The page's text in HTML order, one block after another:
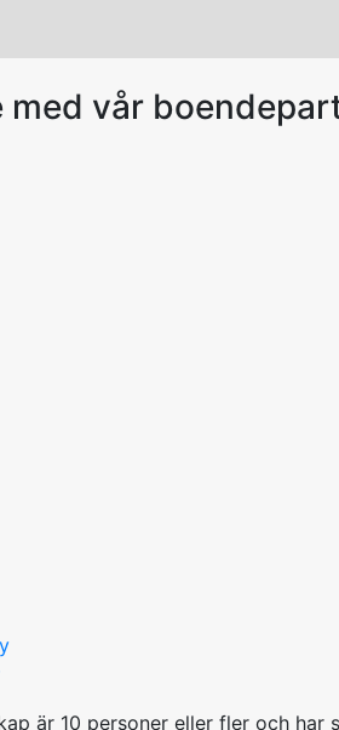
med vår
är 10 personer eller fler och